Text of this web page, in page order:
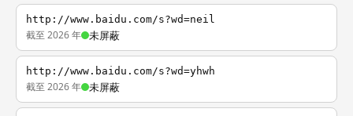
http://www.baidu.com/s?wd=neil
截至 2026 年 未屏蔽
http://www.baidu.com/s?wd=yhwh
截至 2026 年 未屏蔽